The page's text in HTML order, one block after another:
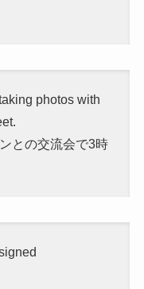
photos with
との交流会で3時